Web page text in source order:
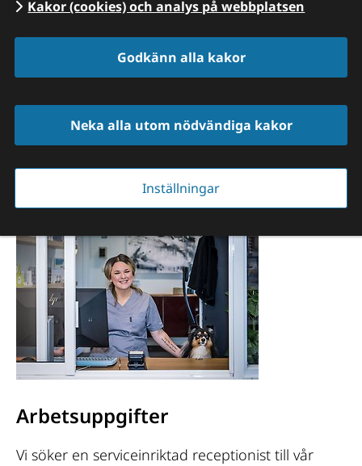
Kakor (cookies) och analys på webbplatsen
Godkänn alla kakor
Neka alla utom nödvändiga kakor
Inställningar
Receptionist till
Stenungsund -
vikariat
Arbetsuppgifter
Vi söker en serviceinriktad receptionist till vår